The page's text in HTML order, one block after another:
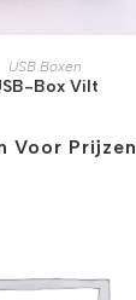
USB Boxen
Box Vilt
Voor Prijzen